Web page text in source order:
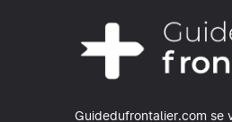
Guidedufrontalier.com se